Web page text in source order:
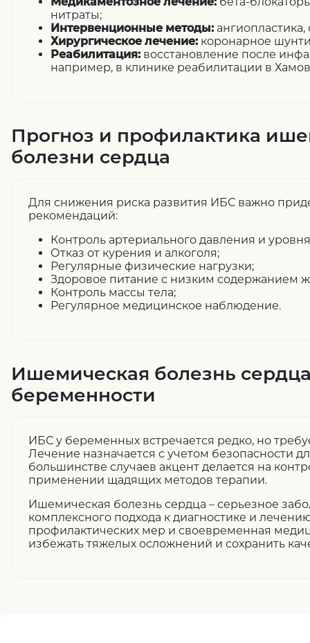
нитраты;
Интервенционные методы:
Хирургическое лечение: коронарное
Реабилитация: восстановление после
например, в клинике реабилитации в
Прогноз и профилактика
болезни сердца
Для снижения риска развития ИБС важно
рекомендаций:
Контроль артериального давления и
Отказ от курения и алкоголя;
Регулярные физические нагрузки;
Здоровое питание с низким содержанием
Контроль массы тела;
Регулярное медицинское наблюдение.
Ишемическая болезнь
беременности
ИБС у беременных встречается редко, но
Лечение назначается с учетом безопасности
большинстве случаев акцент делается на
применении щадящих методов терапии.
Ишемическая болезнь сердца – серьезное
комплексного подхода к диагностике и
профилактических мер и своевременная
избежать тяжелых осложнений и сохранить